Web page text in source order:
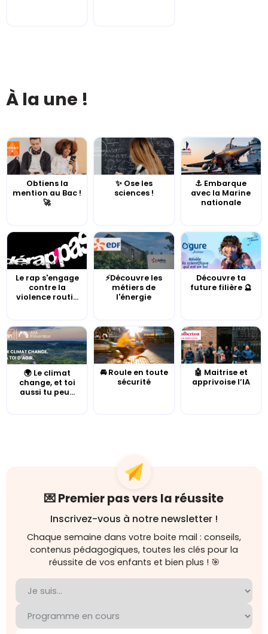
À la une !
Obtiens la
mention au Bac !
🚀
✨ Ose les
sciences !
⚓️ Embarque
avec la Marine
nationale
Le rap s'engage
contre la
violence routi...
⚡Découvre les
métiers de
l'énergie
Découvre ta
future filière 🔮
🌍 Le climat
change, et toi
aussi tu peu...
🚘 Roule en toute
sécurité
🤖 Maitrise et
apprivoise l’IA
💌 Premier pas vers la réussite
Inscrivez-vous à notre newsletter !
Chaque semaine dans votre boite mail : conseils,
contenus pédagogiques, toutes les clés pour la
réussite de vos enfants et bien plus ! 🎯